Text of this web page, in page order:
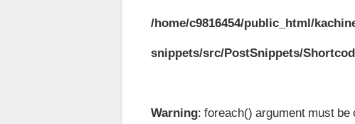
/home/c9816454/public_html/
snippets/src/PostSnippets/
Warning: foreach() argument must